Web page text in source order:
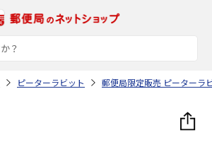
ピーターラビット 郵便局限定販売 ピーターラ